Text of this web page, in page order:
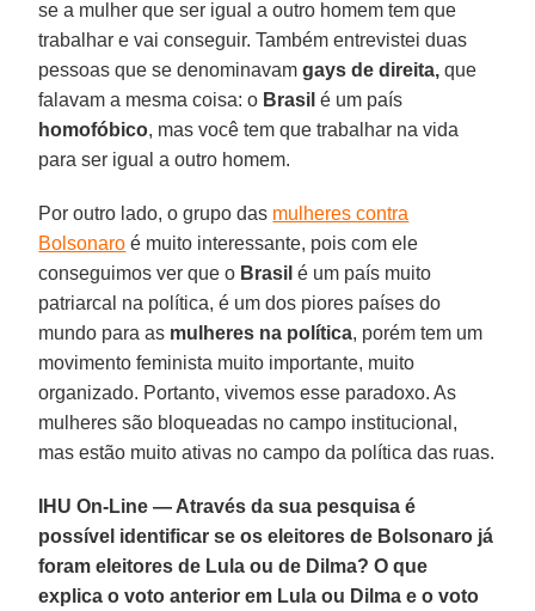
se a mulher que ser igual a outro homem tem que
trabalhar e vai conseguir. Também entrevistei duas
pessoas que se denominavam gays de direita, que
falavam a mesma coisa: o Brasil é um país
homofóbico, mas você tem que trabalhar na vida
para ser igual a outro homem.
Por outro lado, o grupo das mulheres contra
Bolsonaro é muito interessante, pois com ele
conseguimos ver que o Brasil é um país muito
patriarcal na política, é um dos piores países do
mundo para as mulheres na política, porém tem um
movimento feminista muito importante, muito
organizado. Portanto, vivemos esse paradoxo. As
mulheres são bloqueadas no campo institucional,
mas estão muito ativas no campo da política das ruas.
IHU On-Line — Através da sua pesquisa é
possível identificar se os eleitores de Bolsonaro já
foram eleitores de Lula ou de Dilma? O que
explica o voto anterior em Lula ou Dilma e o voto